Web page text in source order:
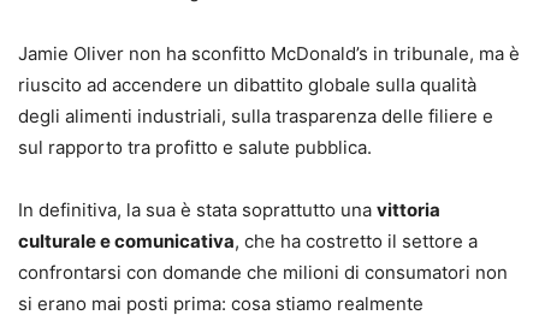
Jamie Oliver non ha sconfitto McDonald’s in tribunale, ma è
riuscito ad accendere un dibattito globale sulla qualità
degli alimenti industriali, sulla trasparenza delle filiere e
sul rapporto tra profitto e salute pubblica.
In definitiva, la sua è stata soprattutto una vittoria
culturale e comunicativa, che ha costretto il settore a
confrontarsi con domande che milioni di consumatori non
si erano mai posti prima: cosa stiamo realmente